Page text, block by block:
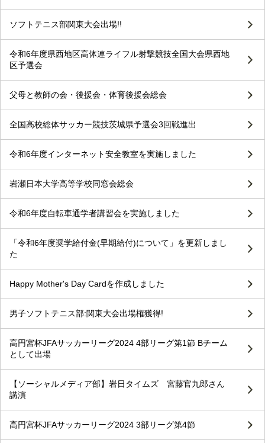
ソフトテニス部関東大会出場!!
令和6年度県西地区高体連ライフル射撃競技全国大会県西地
区予選会
父母と教師の会・後援会・体育後援会総会
全国高校総体サッカー競技茨城県予選会3回戦進出
令和6年度インターネット安全教室を実施しました
岩瀬日本大学高等学校同窓会総会
令和6年度自転車通学者講習会を実施しました
「令和6年度奨学給付金(早期給付)について」を更新しまし
た
Happy Mother's Day Cardを作成しました
男子ソフトテニス部:関東大会出場権獲得!
高円宮杯JFAサッカーリーグ2024 4部リーグ第1節 Bチーム
として出場
【ソーシャルメディア部】岩日タイムズ 宮藤官九郎さん
講演
高円宮杯JFAサッカーリーグ2024 3部リーグ第4節